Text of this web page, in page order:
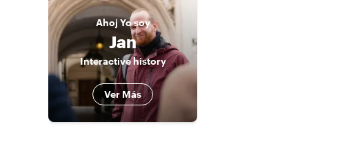
AhojYo soy
Jan
Interactive history
Ver Más